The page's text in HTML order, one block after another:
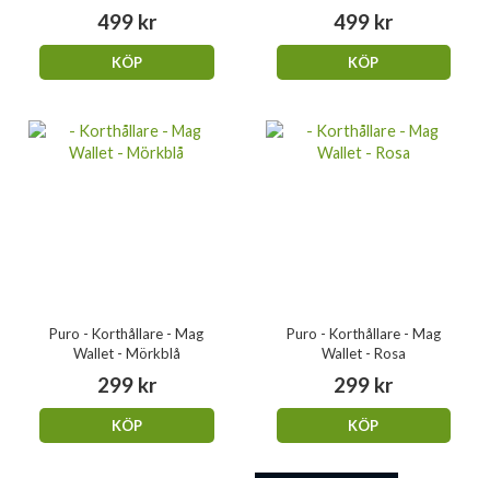
499 kr
KÖP
499 kr
KÖP
Puro - Korthållare - Mag
Wallet - Mörkblå
299 kr
KÖP
Puro - Korthållare - Mag
Wallet - Rosa
299 kr
KÖP